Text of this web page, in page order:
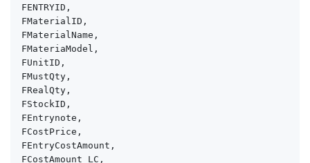
FENTRYID,
FMaterialID,
FMaterialName,
FMateriaModel,
FUnitID,
FMustQty,
FRealQty,
FStockID,
FEntrynote,
FCostPrice,
FEntryCostAmount,
FCostAmount_LC,